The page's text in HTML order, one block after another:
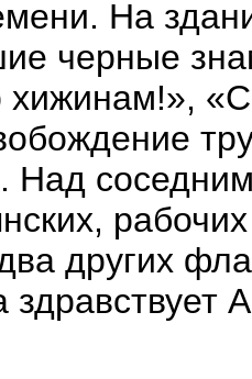
На
черные
«С
Над
других
здравствует